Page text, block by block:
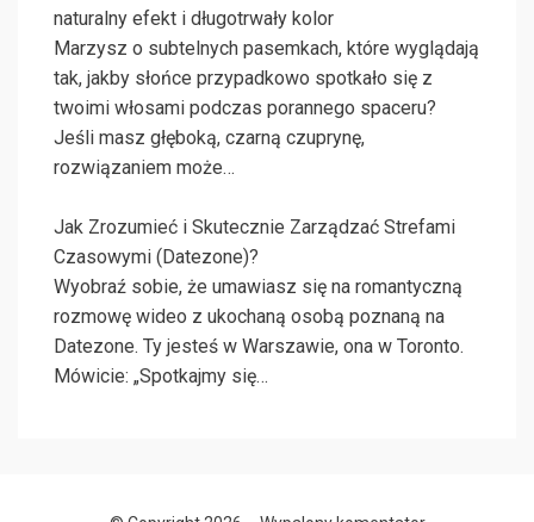
naturalny efekt i długotrwały kolor
Marzysz o subtelnych pasemkach, które wyglądają
tak, jakby słońce przypadkowo spotkało się z
twoimi włosami podczas porannego spaceru?
Jeśli masz głęboką, czarną czuprynę,
rozwiązaniem może…
Jak Zrozumieć i Skutecznie Zarządzać Strefami
Czasowymi (Datezone)?
Wyobraź sobie, że umawiasz się na romantyczną
rozmowę wideo z ukochaną osobą poznaną na
Datezone. Ty jesteś w Warszawie, ona w Toronto.
Mówicie: „Spotkajmy się…